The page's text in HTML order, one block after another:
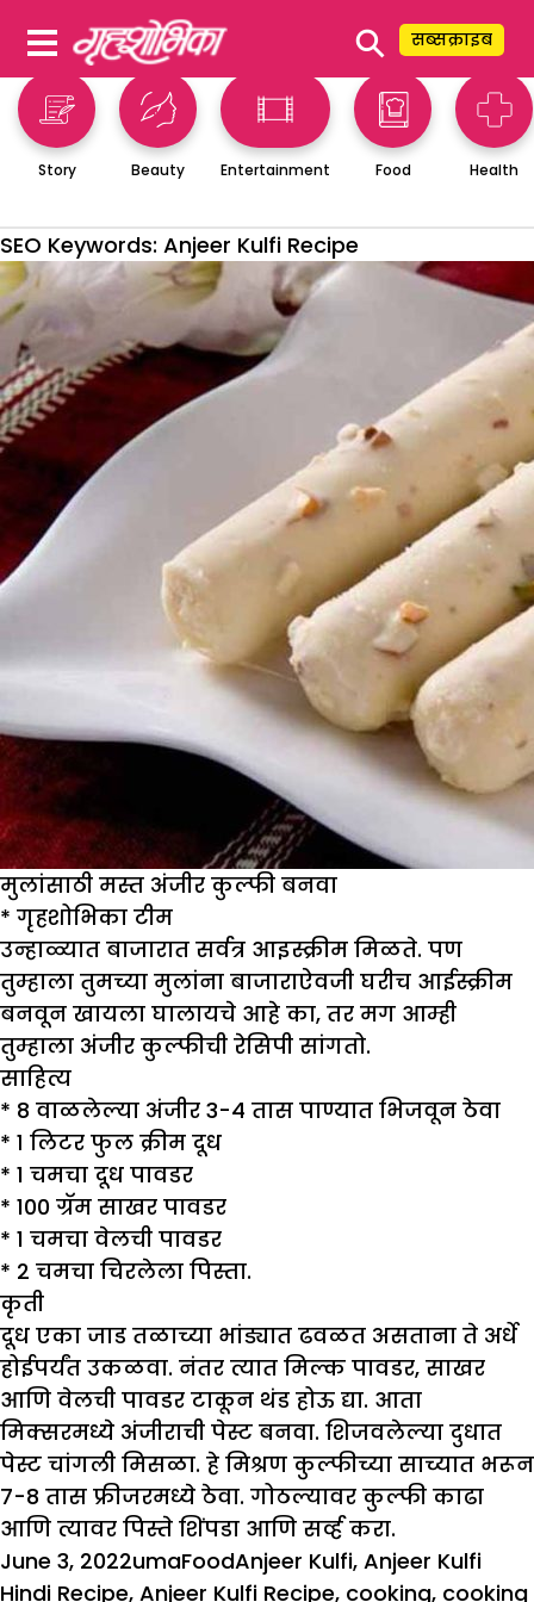
⚲ सब्सक्राइब
Story Beauty Entertainment Food Health
SEO Keywords: Anjeer Kulfi Recipe
मुलांसाठी मस्त अंजीर कुल्फी बनवा
* गृहशोभिका टीम
उन्हाळ्यात बाजारात सर्वत्र आइस्क्रीम मिळते. पण
तुम्हाला तुमच्या मुलांना बाजाराऐवजी घरीच आईस्क्रीम
बनवून खायला घालायचे आहे का, तर मग आम्ही
तुम्हाला अंजीर कुल्फीची रेसिपी सांगतो.
साहित्य
* 8 वाळलेल्या अंजीर 3-4 तास पाण्यात भिजवून ठेवा
* १ लिटर फुल क्रीम दूध
* 1 चमचा दूध पावडर
* 100 ग्रॅम साखर पावडर
* 1 चमचा वेलची पावडर
* 2 चमचा चिरलेला पिस्ता.
कृती
दूध एका जाड तळाच्या भांड्यात ढवळत असताना ते अर्धे
होईपर्यंत उकळवा. नंतर त्यात मिल्क पावडर, साखर
आणि वेलची पावडर टाकून थंड होऊ द्या. आता
मिक्सरमध्ये अंजीराची पेस्ट बनवा. शिजवलेल्या दुधात
पेस्ट चांगली मिसळा. हे मिश्रण कुल्फीच्या साच्यात भरून
7-8 तास फ्रीजरमध्ये ठेवा. गोठल्यावर कुल्फी काढा
आणि त्यावर पिस्ते शिंपडा आणि सर्व्ह करा.
Posted
on
June 3, 2022Author
umaCategories
FoodTags
Anjeer Kulfi, Anjeer Kulfi
Hindi Recipe, Anjeer Kulfi Recipe, cooking, cooking